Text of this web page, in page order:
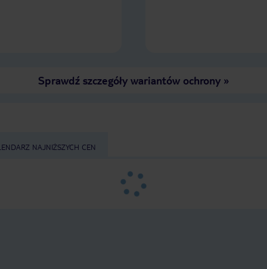
Sprawdź szczegóły wariantów ochrony»
NAJNIŻSZYCH CEN